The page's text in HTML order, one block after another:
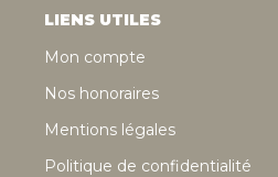
LIENS UTILES
Mon compte
Nos honoraires
Mentions légales
Politique de confidentialité